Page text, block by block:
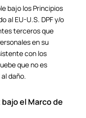
bajo los Principios
al EU-U.S. DPF y/o
terceros que
en su
con los
que no es
daño.
el Marco de